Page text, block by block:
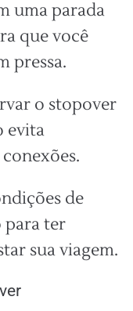
uma parada
que você
pressa.
o stopover
evita
de
para ter
sua viagem.